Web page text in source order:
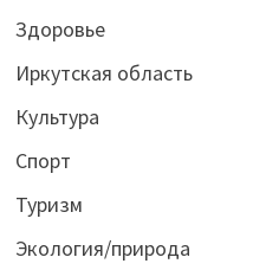
Здоровье
Иркутская область
Культура
Спорт
Туризм
Экология/природа